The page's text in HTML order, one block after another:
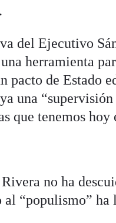
del Ejecutivo
herramienta
pacto de Estado
una
que tenemos hoy
no ha
al “populismo” ha